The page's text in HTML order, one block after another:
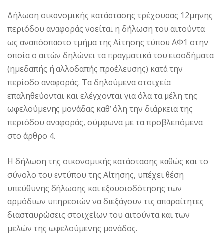
Δήλωση οικονομικής κατάστασης τρέχουσας 12μηνης
περιόδου αναφοράς νοείται η δήλωση του αιτούντα
ως αναπόσπαστο τμήμα της Αίτησης τύπου ΑΦ1 στην
οποία ο αιτών δηλώνει τα πραγματικά του εισοδήματα
(ημεδαπής ή αλλοδαπής προέλευσης) κατά την
περίοδο αναφοράς. Τα δηλούμενα στοιχεία
επαληθεύονται και ελέγχονται για όλα τα μέλη της
ωφελούμενης μονάδας καθ’ όλη την διάρκεια της
περιόδου αναφοράς, σύμφωνα με τα προβλεπόμενα
στο άρθρο 4.
Η δήλωση της οικονομικής κατάστασης καθώς και το
σύνολο του εντύπου της Αίτησης, υπέχει θέση
υπεύθυνης δήλωσης και εξουσιοδότησης των
αρμόδιων υπηρεσιών να διεξάγουν τις απαραίτητες
διασταυρώσεις στοιχείων του αιτούντα και των
μελών της ωφελούμενης μονάδος.